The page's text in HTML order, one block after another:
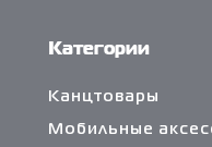
Категории
Канцтовары
Мобильные